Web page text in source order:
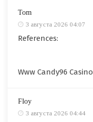
Tom
3 августа 2026 04:07
References:
Www Candy96 Casino
Floy
3 августа 2026 04:44